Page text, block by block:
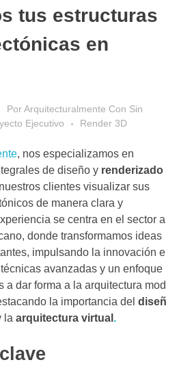
tus estructuras
en
PorArquitecturalmente Con Sin
Ejecutivo Render 3D
, nos especializamos en
de diseño y renderizado
clientes visualizar sus
de manera clara y
se centra en el sector a
donde transformamos ideas
impulsando la innovación e
avanzadas y un enfoque
a dar forma a la arquitectura mod
la importancia del diseñ
la arquitectura virtual .